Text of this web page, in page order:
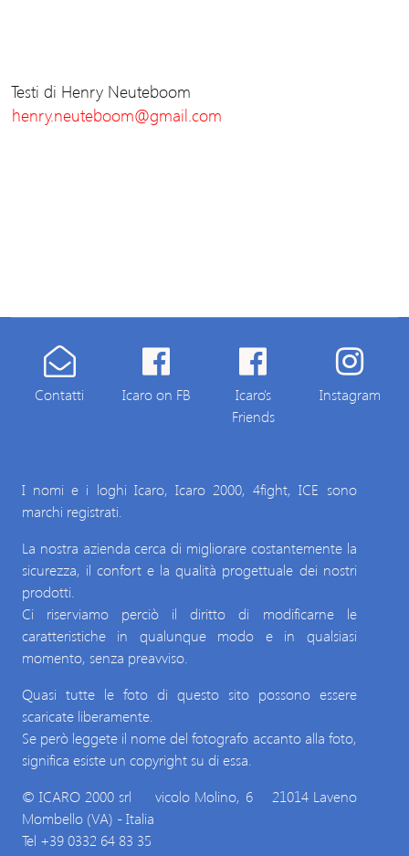
Testi di Henry Neuteboom
henry.neuteboom@gmail.com
Contatti Icaro on FB
Icaro's
Friends
Instagram
I nomi e i loghi Icaro, Icaro 2000, 4fight, ICE sono
marchi registrati.
La nostra azienda cerca di migliorare costantemente la
sicurezza, il confort e la qualità progettuale dei nostri
prodotti.
Ci riserviamo perciò il diritto di modificarne le
caratteristiche in qualunque modo e in qualsiasi
momento, senza preavviso.
Quasi tutte le foto di questo sito possono essere
scaricate liberamente.
Se però leggete il nome del fotografo accanto alla foto,
significa esiste un copyright su di essa.
© ICARO 2000 srl vicolo Molino, 6 21014 Laveno
Mombello (VA) - Italia
Tel +39 0332 64 83 35